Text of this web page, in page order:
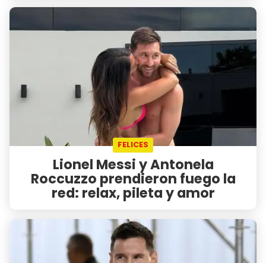
FELICES
Lionel Messi y Antonela
Roccuzzo prendieron fuego la
red: relax, pileta y amor